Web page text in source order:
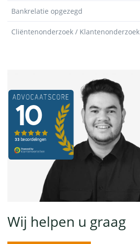
Bankrelatie opgezegd
Cliëntenonderzoek / Klantenonderzoek
Wij helpen u graag